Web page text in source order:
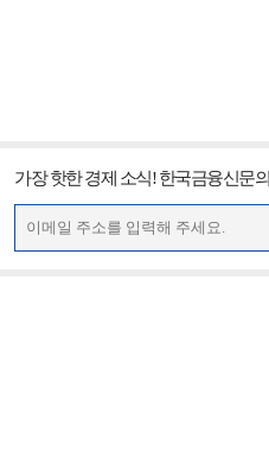
가장 핫한 경제 소식! 한국금융신문의